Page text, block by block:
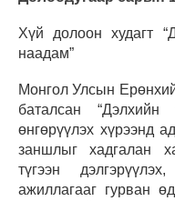
Хүй долоон худагт
наадам”
Монгол Улсын
баталсан “Дэлхийн
өнгөрүүлэх хүрээнд
заншлыг хадгалан
түгээн
ажиллагааг гурван